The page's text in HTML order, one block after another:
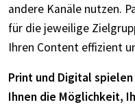
andere Kanäle nutzen.
für die jeweilige
Ihren Content effizient
Print und Digital
Ihnen die Möglichkeit,